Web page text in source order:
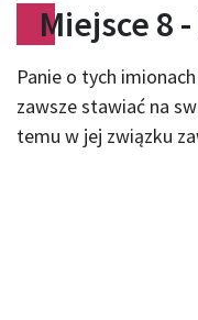
Miejsce 8
Panie o tych
zawsze stawiać na
temu w jej związku